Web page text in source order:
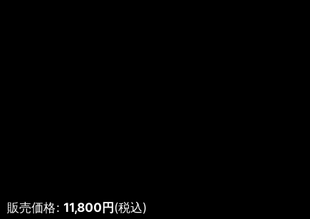
販売価格: 11,800円(税込)